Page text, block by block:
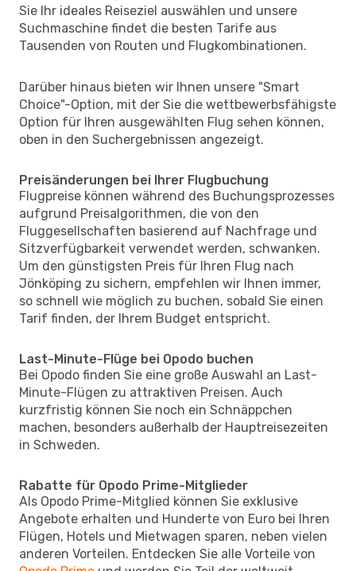
Sie Ihr ideales Reiseziel auswählen und unsere
Suchmaschine findet die besten Tarife aus
Tausenden von Routen und Flugkombinationen.
Darüber hinaus bieten wir Ihnen unsere "Smart
Choice"-Option, mit der Sie die wettbewerbsfähigste
Option für Ihren ausgewählten Flug sehen können,
oben in den Suchergebnissen angezeigt.
Preisänderungen bei Ihrer Flugbuchung
Flugpreise können während des Buchungsprozesses
aufgrund Preisalgorithmen, die von den
Fluggesellschaften basierend auf Nachfrage und
Sitzverfügbarkeit verwendet werden, schwanken.
Um den günstigsten Preis für Ihren Flug nach
Jönköping zu sichern, empfehlen wir Ihnen immer,
so schnell wie möglich zu buchen, sobald Sie einen
Tarif finden, der Ihrem Budget entspricht.
Last-Minute-Flüge bei Opodo buchen
Bei Opodo finden Sie eine große Auswahl an Last-
Minute-Flügen zu attraktiven Preisen. Auch
kurzfristig können Sie noch ein Schnäppchen
machen, besonders außerhalb der Hauptreisezeiten
in Schweden.
Rabatte für Opodo Prime-Mitglieder
Als Opodo Prime-Mitglied können Sie exklusive
Angebote erhalten und Hunderte von Euro bei Ihren
Flügen, Hotels und Mietwagen sparen, neben vielen
anderen Vorteilen. Entdecken Sie alle Vorteile von